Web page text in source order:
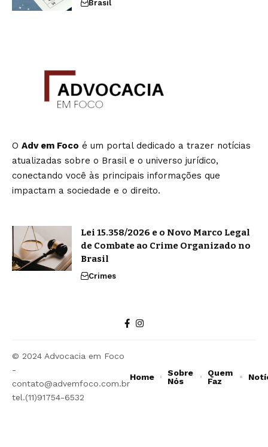
Brasil
O Adv em Foco é um portal dedicado a trazer notícias
atualizadas sobre o Brasil e o universo jurídico,
conectando você às principais informações que
impactam a sociedade e o direito.
Lei 15.358/2026 e o Novo Marco Legal
de Combate ao Crime Organizado no
Brasil
Crimes
© 2024 Advocacia em Foco
-
contato@advemfoco.com.br
tel.(11)91754-6532
Home
Sobre
Nós
Quem
Faz